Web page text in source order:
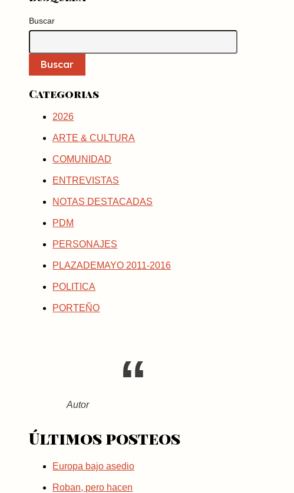
Buscar
Buscar
Categorias
2026
ARTE & CULTURA
COMUNIDAD
ENTREVISTAS
NOTAS DESTACADAS
PDM
PERSONAJES
PLAZADEMAYO 2011-2016
POLITICA
PORTEÑO
Autor
Últimos posteos
Europa bajo asedio
Roban, pero hacen